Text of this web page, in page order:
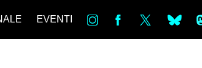
EVENTI in bsky